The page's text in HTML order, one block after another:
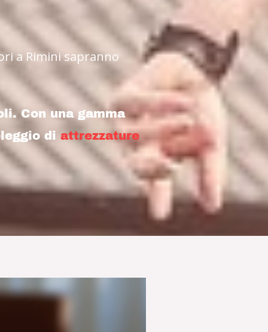
a Rimini sapranno
Con una gamma
di attrezzature